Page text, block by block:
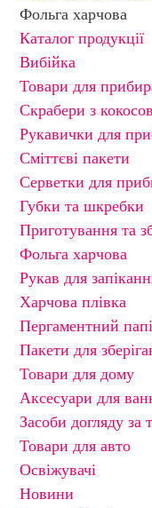
Фольга харчова
Каталог продукції
Вибійка
Товари для
Скрабери з
Рукавички для
Сміттєві пакети
Серветки для
Губки та шкребки
Приготування та
Фольга харчова
Рукав для
Харчова плівка
Пергаментний
Пакети для
Товари для дому
Аксесуари для
Засоби догляду за
Товари для авто
Освіжувачі
Новини